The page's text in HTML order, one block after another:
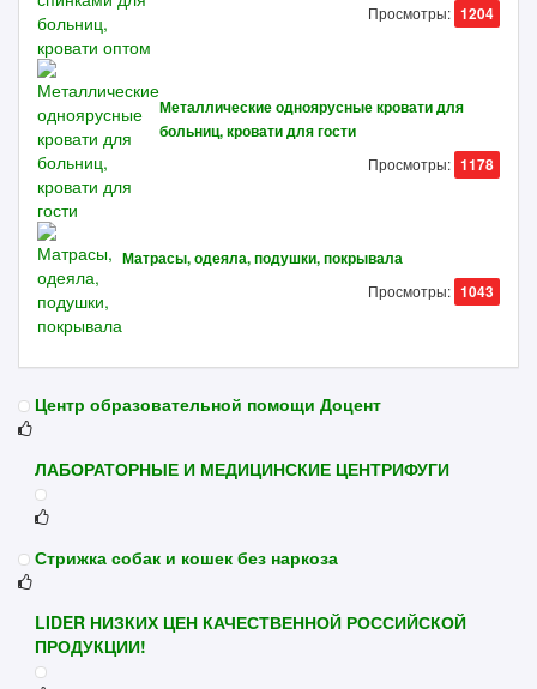
Просмотры: 1204
Металлические одноярусные кровати для
больниц, кровати для гости
Просмотры: 1178
Матрасы, одеяла, подушки, покрывала
Просмотры: 1043
Центр образовательной помощи Доцент
ЛАБОРАТОРНЫЕ И МЕДИЦИНСКИЕ ЦЕНТРИФУГИ
Стрижка собак и кошек без наркоза
LIDER НИЗКИХ ЦЕН КАЧЕСТВЕННОЙ РОССИЙСКОЙ
ПРОДУКЦИИ!